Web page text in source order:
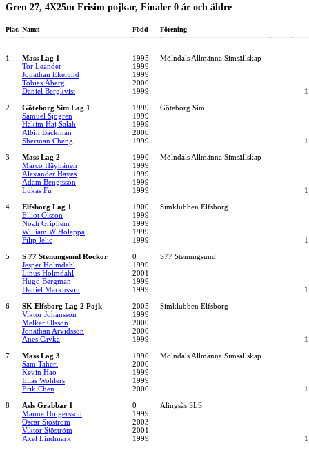
Gren 27, 4X25m Frisim pojkar, Finaler 0 år och äldre
Plac. Namn Född Förening
1 Mass Lag 1 1995
Mölndals Allmänna Simsällskap
Tor Leander
1999
Jonathan Ekelund
1999
Tobias Åberg
2000
Daniel Bergkvist
1999
2
Göteborg Sim Lag 1 1999
Göteborg Sim
Samuel Sjögren
1999
Hakim Haj Salah
1999
Albin Backman
2000
Sherman Cheng
1999
3
Mass Lag 2 1990
Mölndals Allmänna Simsällskap
Marco Häyhänen
1999
Alexander Hayes
1999
Adam Bengtsson
1999
Lukas Fu
1999
4
Elfsborg Lag 1 1900
Simklubben Elfsborg
Elliot Olsson
1999
Noah Griphem
1999
William W Holappa
1999
Filip Jelic
1999
5
S 77 Stenungsund Rockor 0
S77 Stenungsund
Jesper Holmdahl
1999
Linus Holmdahl
2001
Hugo Bergman
1999
Daniel Markusson
1999
6
SK Elfsborg Lag 2 Pojk 2005
Simklubben Elfsborg
Viktor Johansson
1999
Melker Olsson
2000
Jonathan Arvidsson
2000
Anes Cavka
1999
7
Mass Lag 3 1990
Mölndals Allmänna Simsällskap
Sam Taheri
2000
Kevin Hao
1999
Elias Wohlers
1999
Erik Chen
2000
8
Asls Grabbar 1 0
Alingsås SLS
Manne Holgersson
1999
Oscar Sjöström
2003
Viktor Sjöström
2001
Axel Lindmark
1999